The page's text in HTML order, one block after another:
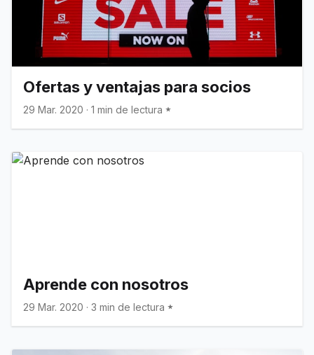
Ofertas y ventajas para socios
29 Mar. 2020 · 1 min de lectura
Aprende con nosotros
29 Mar. 2020 · 3 min de lectura